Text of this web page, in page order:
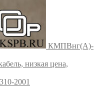
КМПВнг(А)-
2001